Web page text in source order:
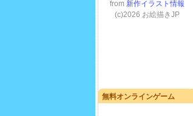
無料オンラインゲーム